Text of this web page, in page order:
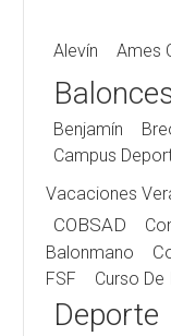
Alevín Ames
Benjamín
Campus
Vacaciones
COBSAD
Balonmano
FSF
Curso
Deporte